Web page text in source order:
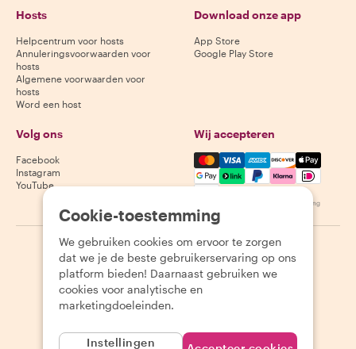
Hosts
Helpcentrum voor hosts
Annuleringsvoorwaarden voor
hosts
Algemene voorwaarden voor
hosts
Word een host
Download onze app
App Store
Google Play Store
Volg ons
Facebook
Instagram
YouTube
Wij accepteren
Mastercard, Visa, Amex,
Beschikbaarheid varieert per bestemming
2026 Withlocals.com Privacybeleid Cookies
Cookie-toestemming
We gebruiken cookies om ervoor te zorgen
dat we je de beste gebruikerservaring op ons
platform bieden! Daarnaast gebruiken we
cookies voor analytische en
marketingdoeleinden.
Instellingen